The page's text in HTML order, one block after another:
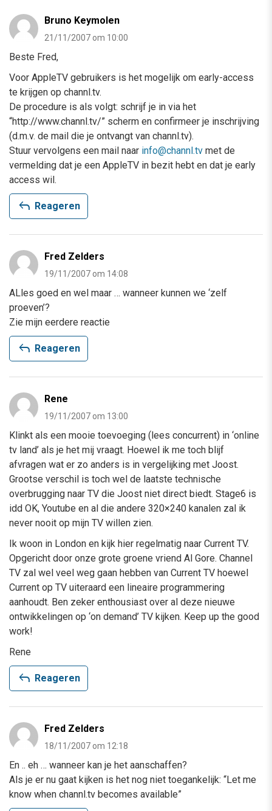
Bruno Keymolen
21/11/2007 om 10:00
Beste Fred,
Voor AppleTV gebruikers is het mogelijk om early-access
te krijgen op channl.tv.
De procedure is als volgt: schrijf je in via het
“http://www.channl.tv/” scherm en confirmeer je inschrijving
(d.m.v. de mail die je ontvangt van channl.tv).
Stuur vervolgens een mail naar info@channl.tv met de
vermelding dat je een AppleTV in bezit hebt en dat je early
access wil.
reply Reageren
Fred Zelders
19/11/2007 om 14:08
ALles goed en wel maar … wanneer kunnen we ‘zelf
proeven’?
Zie mijn eerdere reactie
reply Reageren
Rene
19/11/2007 om 13:00
Klinkt als een mooie toevoeging (lees concurrent) in ‘online
tv land’ als je het mij vraagt. Hoewel ik me toch blijf
afvragen wat er zo anders is in vergelijking met Joost.
Grootse verschil is toch wel de laatste technische
overbrugging naar TV die Joost niet direct biedt. Stage6 is
idd OK, Youtube en al die andere 320×240 kanalen zal ik
never nooit op mijn TV willen zien.
Ik woon in London en kijk hier regelmatig naar Current TV.
Opgericht door onze grote groene vriend Al Gore. Channel
TV zal wel veel weg gaan hebben van Current TV hoewel
Current op TV uiteraard een lineaire programmering
aanhoudt. Ben zeker enthousiast over al deze nieuwe
ontwikkelingen op ‘on demand’ TV kijken. Keep up the good
work!
Rene
reply Reageren
Fred Zelders
18/11/2007 om 12:18
En .. eh … wanneer kan je het aanschaffen?
Als je er nu gaat kijken is het nog niet toegankelijk: “Let me
know when channl.tv becomes available”